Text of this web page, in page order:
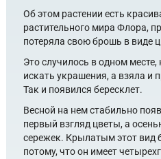
Об этом растении есть
растительного мира Флора,
потеряла свою брошь в виде
Это случилось в одном
искать украшения, а взяла и
Так и появился бересклет.
Весной на нем стабильно
первый взгляд цветы, а
сережек. Крылатым этот вид
потому, что он имеет